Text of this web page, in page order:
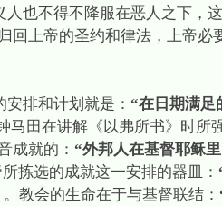
人也不得不降服在恶人之下，
回上帝的圣约和律法，上帝
排和计划就是： “在日期满足
马田在讲解《以弗所书》时所
成就的： “外邦人在基督耶稣
拣选的成就这一安排的器皿：
。教会的生命在于与基督联结：